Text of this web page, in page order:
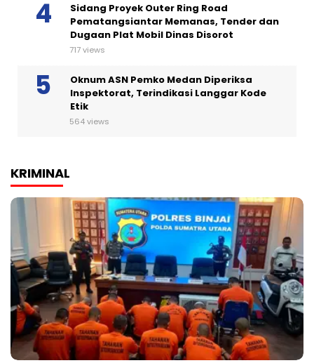
Sidang Proyek Outer Ring Road
Pematangsiantar Memanas, Tender dan
Dugaan Plat Mobil Dinas Disorot
717 views
Oknum ASN Pemko Medan Diperiksa
Inspektorat, Terindikasi Langgar Kode
Etik
564 views
KRIMINAL